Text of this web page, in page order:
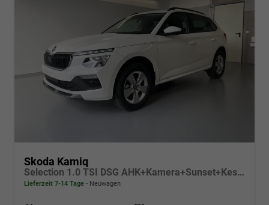
Skoda Kamiq
Selection 1.0 TSI DSG AHK+Kamera+Sunset+Kessy+AppConnect+Sitzheiz+Alu16+GV5
Lieferzeit 7-14 Tage Neuwagen